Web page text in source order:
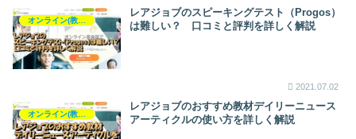
オンライン(教室)英会話
レアジョブのスピーキングテスト（Progos）
は難しい？ 口コミと評判を詳しく解説
2021.07.02
レアジョブのおすすめ教材デイリーニュース
アーティクルの使い方を詳しく解説